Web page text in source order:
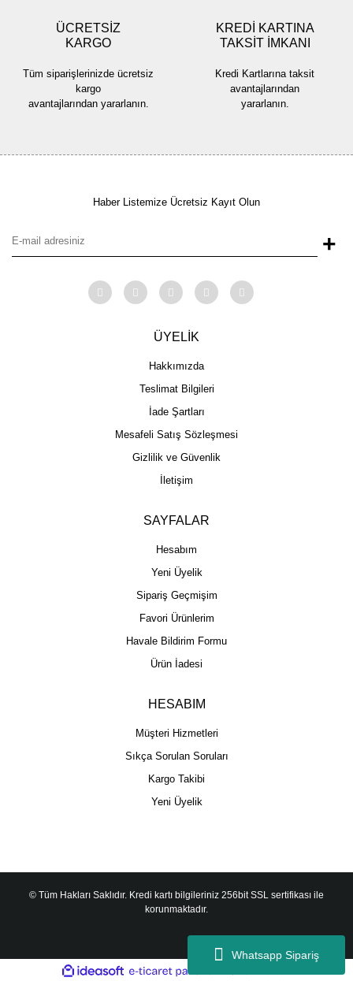
Whatsapp Sipariş
ÜCRETSİZ
KARGO
Tüm siparişlerinizde ücretsiz
kargo
avantajlarından yararlanın.
KREDİ KARTINA
TAKSİT İMKANI
Kredi Kartlarına taksit
avantajlarından
yararlanın.
Haber Listemize Ücretsiz Kayıt Olun
+
ÜYELİK
Hakkımızda
Teslimat Bilgileri
İade Şartları
Mesafeli Satış Sözleşmesi
Gizlilik ve Güvenlik
İletişim
SAYFALAR
Hesabım
Yeni Üyelik
Sipariş Geçmişim
Favori Ürünlerim
Havale Bildirim Formu
Ürün İadesi
HESABIM
Müşteri Hizmetleri
Sıkça Sorulan Soruları
Kargo Takibi
Yeni Üyelik
© Tüm Hakları Saklıdır. Kredi kartı bilgileriniz 256bit SSL sertifikası ile
korunmaktadır.
ideasoft